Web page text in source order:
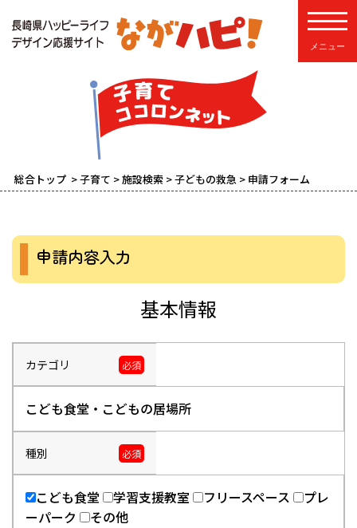
総合トップ >子育て >施設検索 >子どもの救急 > 申請フォーム
申請内容入力
基本情報
カテゴリ 必須
こども食堂・こどもの居場所
種別 必須
こども食堂 学習支援教室 フリースペース
プレ
ーパーク
その他